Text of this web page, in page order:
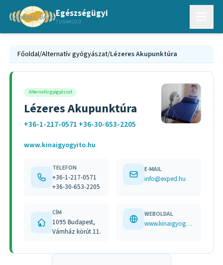
Egészségügyi
TUDAKOZÓ
Főoldal/Alternatív gyógyászat/Lézeres Akupunktúra
Alternatív gyógyászat
Lézeres Akupunktúra
+36-1-217-0571 +36-30-653-2205
www.kinaigyogyito.hu
TELEFON
+36-1-217-0571
+36-30-653-2205
E-MAIL
info@exped.hu
CÍM
1095 Budapest,
Vámház körút 11.
WEBOLDAL
www.kinaigyogyito.hu